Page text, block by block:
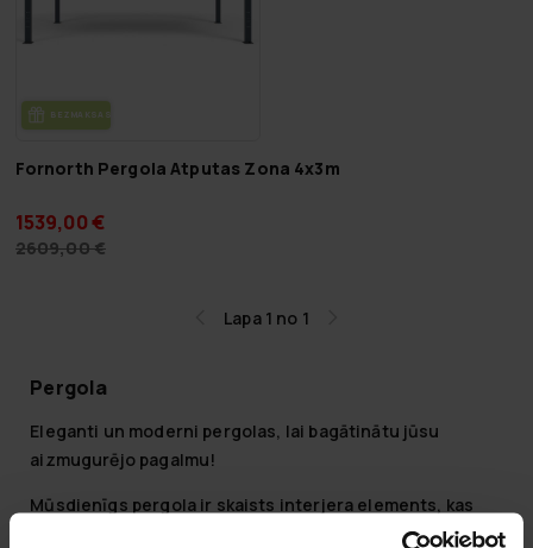
BEZ­MAK­SAS PIE­GĀ­DE
Fornorth Pergola Atputas Zona 4x3m
1539,00 €
2609,00 €
Lapa 1 no 1
Pergola
Eleganti un moderni pergolas, lai bagātinātu jūsu
aizmugurējo pagalmu!
Mūsdienīgs pergola ir skaists interjera elements, kas
sadala jūsu pagalmu un rada skaistu, segtu atpūtas